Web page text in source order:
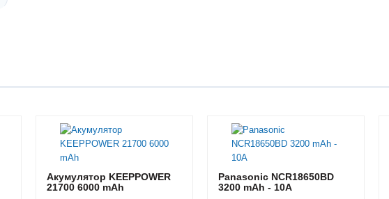
Акумулятор KEEPPOWER
21700 6000 mAh
Panasonic NCR18650BD
3200 mAh - 10А